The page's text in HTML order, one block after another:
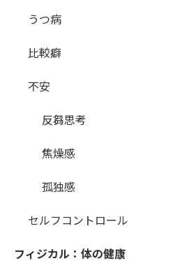
うつ病
比較癖
不安
反芻思考
焦燥感
孤独感
セルフコントロール
フィジカル：体の健康